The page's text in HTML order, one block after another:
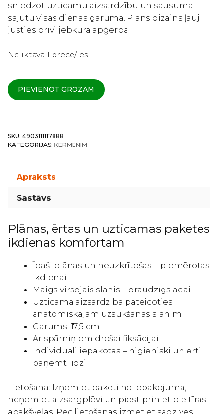
sniedzot uzticamu aizsardzību un sausuma
sajūtu visas dienas garumā. Plāns dizains ļauj
justies brīvi jebkurā apģērbā.
Noliktavā 1 prece/-es
Unicharm
Sofy
Body
-
Sieviešu
paketes
ar
spārniņiem
30gab
daudzums
PIEVIENOT GROZAM
SKU: 4903111117888
KATEGORIJAS: ĶERMENIM
Apraksts
Sastāvs
Plānas, ērtas un uzticamas paketes
ikdienas komfortam
Īpaši plānas un neuzkrītošas – piemērotas
ikdienai
Maigs virsējais slānis – draudzīgs ādai
Uzticama aizsardzība pateicoties
anatomiskajam uzsūkšanas slānim
Garums: 17,5 cm
Ar spārniņiem drošai fiksācijai
Individuāli iepakotas – higiēniski un ērti
paņemt līdzi
Lietošana: Izņemiet paketi no iepakojuma,
noņemiet aizsargplēvi un piestipriniet pie tīras
apakšveļas. Pēc lietošanas izmetiet sadzīves